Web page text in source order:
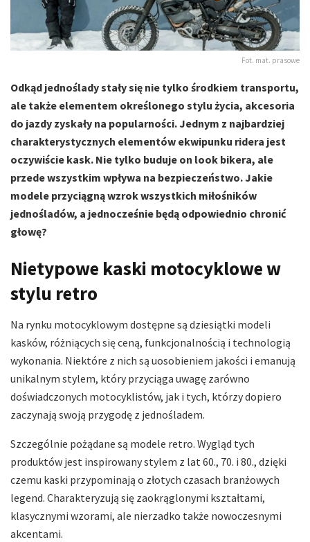
Fot. mat. prasowe
Odkąd jednoślady stały się nie tylko środkiem transportu,
ale także elementem określonego stylu życia, akcesoria
do jazdy zyskały na popularności. Jednym z najbardziej
charakterystycznych elementów ekwipunku ridera jest
oczywiście kask. Nie tylko buduje on look bikera, ale
przede wszystkim wpływa na bezpieczeństwo. Jakie
modele przyciągną wzrok wszystkich miłośników
jednośladów, a jednocześnie będą odpowiednio chronić
głowę?
Nietypowe kaski motocyklowe w
stylu retro
Na rynku motocyklowym dostępne są dziesiątki modeli
kasków, różniących się ceną, funkcjonalnością i technologią
wykonania. Niektóre z nich są uosobieniem jakości i emanują
unikalnym stylem, który przyciąga uwagę zarówno
doświadczonych motocyklistów, jak i tych, którzy dopiero
zaczynają swoją przygodę z jednośladem.
Szczególnie pożądane są modele retro. Wygląd tych
produktów jest inspirowany stylem z lat 60., 70. i 80., dzięki
czemu kaski przypominają o złotych czasach branżowych
legend. Charakteryzują się zaokrąglonymi kształtami,
klasycznymi wzorami, ale nierzadko także nowoczesnymi
akcentami.